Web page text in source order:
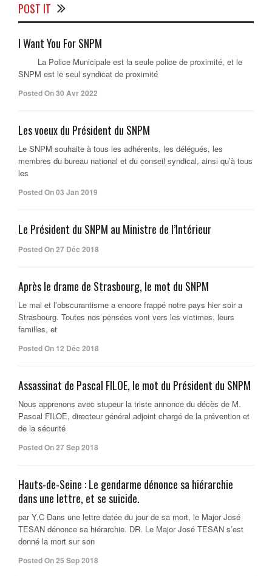
POST IT
I Want You For SNPM
La Police Municipale est la seule police de proximité, et le
SNPM est le seul syndicat de proximité
Posted On 30 Avr 2022
Les voeux du Président du SNPM
Le SNPM souhaite à tous les adhérents, les délégués, les
membres du bureau national et du conseil syndical, ainsi qu’à tous
les
Posted On 03 Jan 2019
Le Président du SNPM au Ministre de l’Intérieur
Posted On 27 Déc 2018
Après le drame de Strasbourg, le mot du SNPM
Le mal et l’obscurantisme a encore frappé notre pays hier soir a
Strasbourg. Toutes nos pensées vont vers les victimes, leurs
familles, et
Posted On 12 Déc 2018
Assassinat de Pascal FILOE, le mot du Président du SNPM
Nous apprenons avec stupeur la triste annonce du décès de M.
Pascal FILOE, directeur général adjoint chargé de la prévention et
de la sécurité
Posted On 27 Sep 2018
Hauts-de-Seine : Le gendarme dénonce sa hiérarchie
dans une lettre, et se suicide.
par Y.C Dans une lettre datée du jour de sa mort, le Major José
TESAN dénonce sa hiérarchie. DR. Le Major José TESAN s’est
donné la mort sur son
Posted On 25 Sep 2018